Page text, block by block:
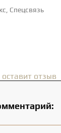
Спецсвязь
отзыв